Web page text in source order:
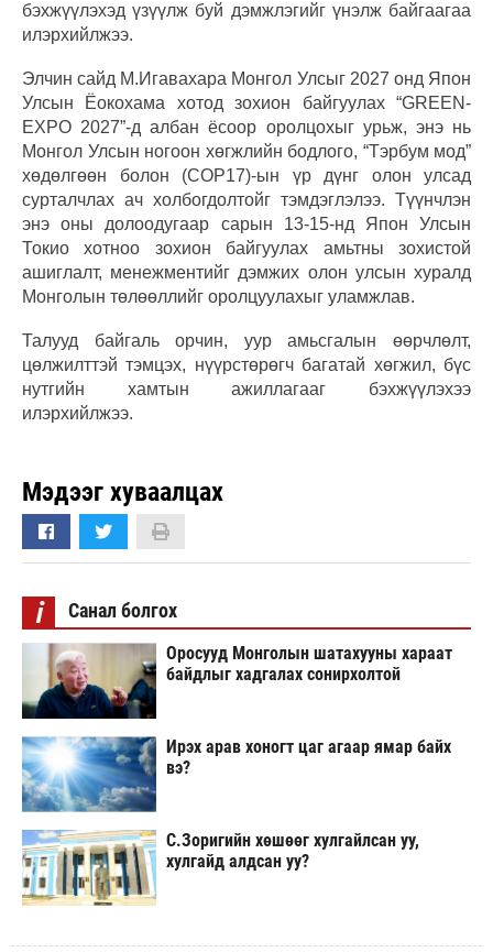
бэхжүүлэхэд үзүүлж буй дэмжлэгийг үнэлж байгаагаа
илэрхийлжээ.
Элчин сайд М.Игавахара Монгол Улсыг 2027 онд Япон
Улсын Ёокохама хотод зохион байгуулах “GREEN-
EXPO 2027”-д албан ёсоор оролцохыг урьж, энэ нь
Монгол Улсын ногоон хөгжлийн бодлого, “Тэрбум мод”
хөдөлгөөн болон (COP17)-ын үр дүнг олон улсад
сурталчлах ач холбогдолтойг тэмдэглэлээ. Түүнчлэн
энэ оны долоодугаар сарын 13-15-нд Япон Улсын
Токио хотноо зохион байгуулах амьтны зохистой
ашиглалт, менежментийг дэмжих олон улсын хуралд
Монголын төлөөллийг оролцуулахыг уламжлав.
Талууд байгаль орчин, уур амьсгалын өөрчлөлт,
цөлжилттэй тэмцэх, нүүрстөрөгч багатай хөгжил, бүс
нутгийн хамтын ажиллагааг бэхжүүлэхээ
илэрхийлжээ.
Мэдээг хуваалцах
i Санал болгох
Оросууд Монголын шатахууны хараат
байдлыг хадгалах сонирхолтой
Ирэх арав хоногт цаг агаар ямар байх
вэ?
С.Зоригийн хөшөөг хулгайлсан уу,
хулгайд алдсан уу?